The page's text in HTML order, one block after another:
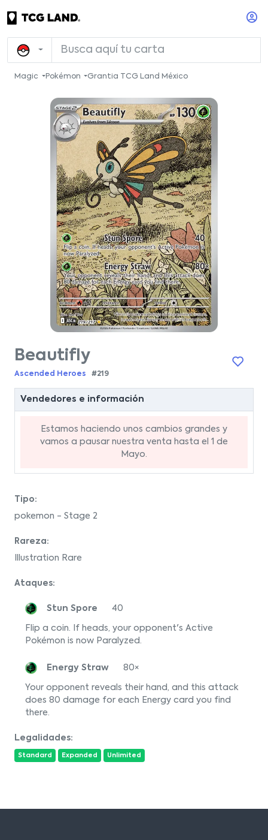
Magic Pokémon Grantia TCG Land México
Beautifly
Ascended Heroes #219
Vendedores e información
Estamos haciendo unos cambios grandes y
vamos a pausar nuestra venta hasta el 1 de
Mayo.
Tipo:
pokemon - Stage 2
Rareza:
Illustration Rare
Ataques:
Stun Spore 40
Flip a coin. If heads, your opponent's Active
Pokémon is now Paralyzed.
Energy Straw 80×
Your opponent reveals their hand, and this attack
does 80 damage for each Energy card you find
there.
Legalidades:
Standard Expanded Unlimited